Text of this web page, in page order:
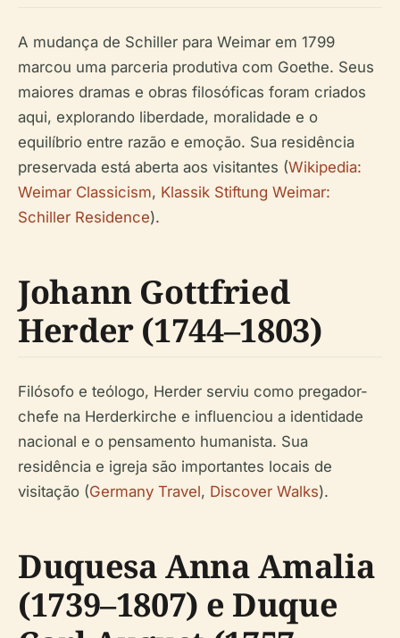
A mudança de Schiller para Weimar em 1799
marcou uma parceria produtiva com Goethe. Seus
maiores dramas e obras filosóficas foram criados
aqui, explorando liberdade, moralidade e o
equilíbrio entre razão e emoção. Sua residência
preservada está aberta aos visitantes (Wikipedia:
Weimar Classicism, Klassik Stiftung Weimar:
Schiller Residence).
Johann Gottfried
Herder (1744–1803)
Filósofo e teólogo, Herder serviu como pregador-
chefe na Herderkirche e influenciou a identidade
nacional e o pensamento humanista. Sua
residência e igreja são importantes locais de
visitação (Germany Travel, Discover Walks).
Duquesa Anna Amalia
(1739–1807) e Duque